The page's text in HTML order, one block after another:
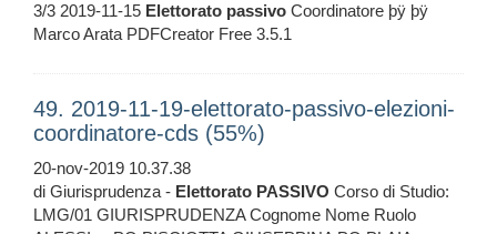
3/3 2019-11-15 Elettorato passivo Coordinatore þÿ þÿ
Marco Arata PDFCreator Free 3.5.1
49. 2019-11-19-elettorato-passivo-elezioni-
coordinatore-cds (55%)
20-nov-2019 10.37.38
di Giurisprudenza - Elettorato PASSIVO Corso di Studio:
LMG/01 GIURISPRUDENZA Cognome Nome Ruolo